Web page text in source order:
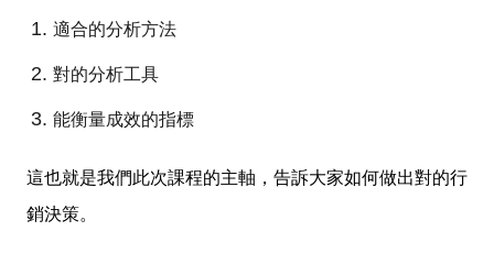
適合的分析方法
對的分析工具
能衡量成效的指標
這也就是我們此次課程的主軸，告訴大家如何做出對的行
銷決策。